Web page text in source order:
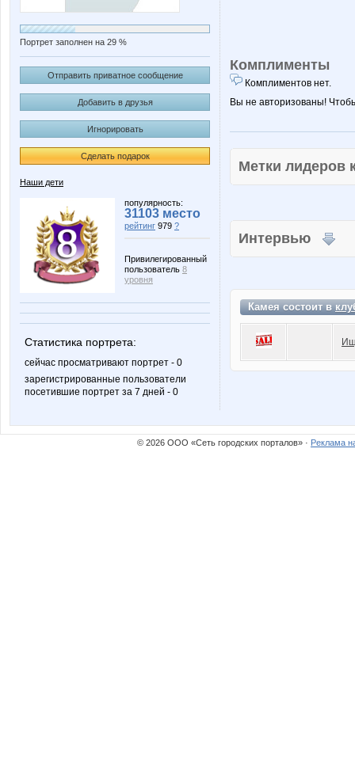
Портрет заполнен на 29 %
Отправить приватное сообщение
Добавить в друзья
Игнорировать
Сделать подарок
Наши дети
популярность:
31103 место
рейтинг 979 ?
Привилегированный
пользователь 8
уровня
Статистика портрета:
сейчас просматривают портрет - 0
зарегистрированные пользователи
посетившие портрет за 7 дней - 0
Комплименты
Комплиментов нет.
Вы не авторизованы!
Метки
Интервью
Камея состоит в
© 2026 ООО «Сеть городских порталов» · Реклама